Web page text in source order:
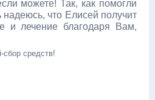
можете! Так, как помогли
что Елисей получит
и лечение благодаря Вам,